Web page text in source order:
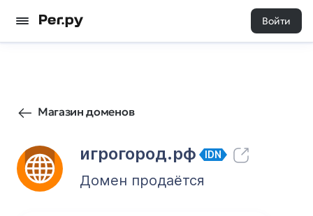
Войти
Магазин доменов
игрогород.рф IDN
94 0
Домен продаётся